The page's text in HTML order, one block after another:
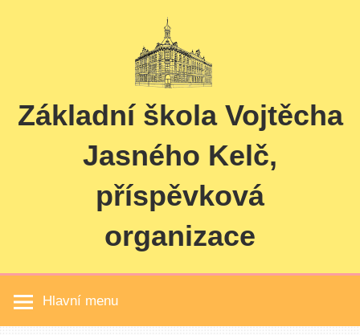
Základní škola Vojtěcha
Jasného Kelč,
příspěvková
organizace
Hlavní menu